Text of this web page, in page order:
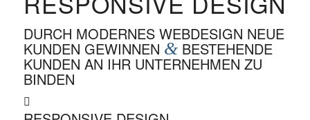
DURCH MODERNES WEBDESIGN NEUE
KUNDEN GEWINNEN &BESTEHENDE
KUNDEN AN IHR UNTERNEHMEN ZU
BINDEN